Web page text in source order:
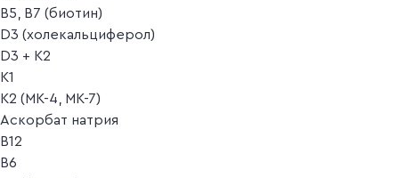
B5, B7 (биотин)
D3 (холекальциферол)
D3 + K2
K1
K2 (MK-4, MK-7)
Аскорбат натрия
В12
В6